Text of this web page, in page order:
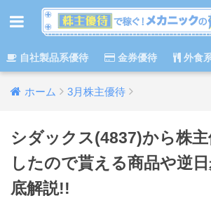
自社製品系優待 金券優待 外食
ホーム 3月株主優待
シダックス(4837)から株
したので貰える商品や逆
底解説!!